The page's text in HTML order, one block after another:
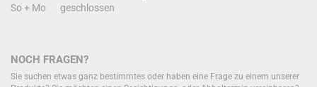
So + Mo
geschlossen
NOCH FRAGEN?
Sie suchen etwas ganz bestimmtes oder haben eine Frage zu einem unserer